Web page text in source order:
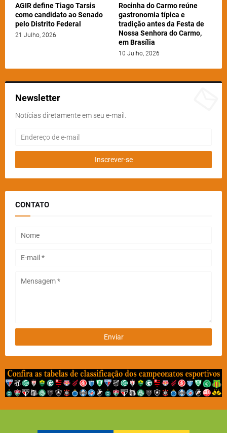
AGIR define Tiago Tarsis
como candidato ao Senado
pelo Distrito Federal
21 Julho, 2026
Rocinha do Carmo reúne
gastronomia típica e
tradição antes da Festa de
Nossa Senhora do Carmo,
em Brasília
10 Julho, 2026
Newsletter
Notícias diretamente em seu e-mail.
CONTATO